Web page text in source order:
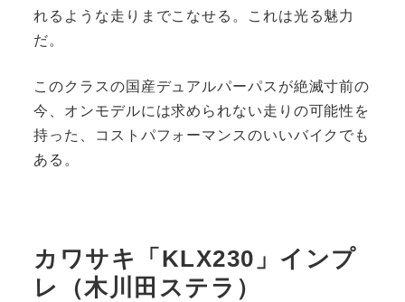
れるような走りまでこなせる。これは光る魅力
だ。
このクラスの国産デュアルパーパスが絶滅寸前の
今、オンモデルには求められない走りの可能性を
持った、コストパフォーマンスのいいバイクでも
ある。
カワサキ「KLX230」インプ
レ（木川田ステラ）